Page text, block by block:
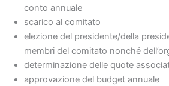
conto annuale
scarico al comitato
elezione del presidente/della
membri del comitato nonché
determinazione delle quote
approvazione del budget annuale